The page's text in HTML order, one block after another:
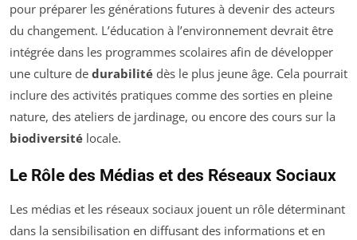
pour préparer les générations futures à devenir des acteurs
du changement. L’éducation à l’environnement devrait être
intégrée dans les programmes scolaires afin de développer
une culture de durabilité dès le plus jeune âge. Cela pourrait
inclure des activités pratiques comme des sorties en pleine
nature, des ateliers de jardinage, ou encore des cours sur la
biodiversité locale.
Le Rôle des Médias et des Réseaux Sociaux
Les médias et les réseaux sociaux jouent un rôle déterminant
dans la sensibilisation en diffusant des informations et en